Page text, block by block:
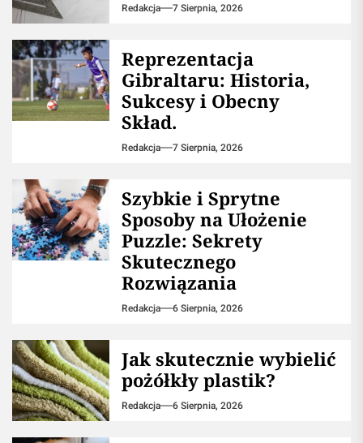
Redakcja 7 Sierpnia, 2026
Reprezentacja
Gibraltaru: Historia,
Sukcesy i Obecny
Skład.
Redakcja 7 Sierpnia, 2026
Szybkie i Sprytne
Sposoby na Ułożenie
Puzzle: Sekrety
Skutecznego
Rozwiązania
Redakcja 6 Sierpnia, 2026
Jak skutecznie wybielić
pożółkły plastik?
Redakcja 6 Sierpnia, 2026